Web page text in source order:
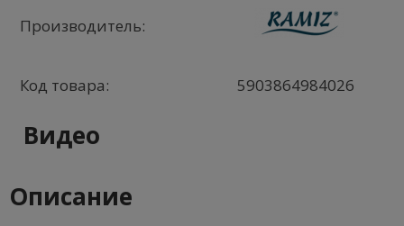
Производитель:
Код товара: 5903864984026
Видео
Описание